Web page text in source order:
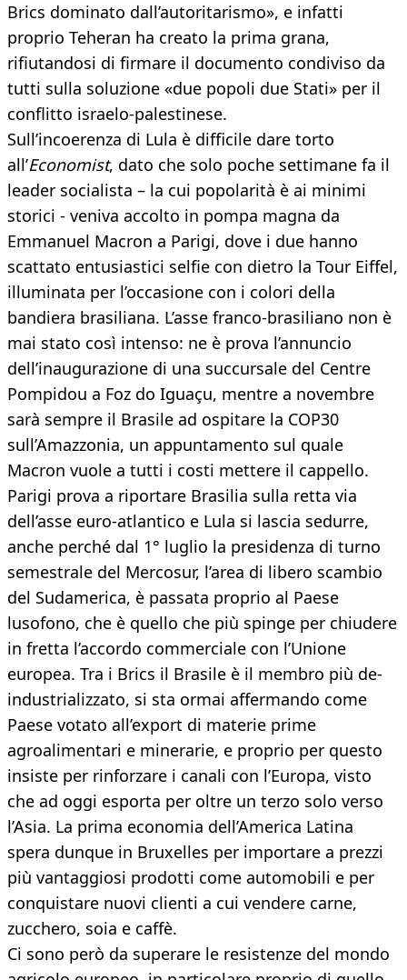
Brics dominato dall’autoritarismo», e infatti
proprio Teheran ha creato la prima grana,
rifiutandosi di firmare il documento condiviso da
tutti sulla soluzione «due popoli due Stati» per il
conflitto israelo-palestinese.
Sull’incoerenza di Lula è difficile dare torto
all’Economist, dato che solo poche settimane fa il
leader socialista – la cui popolarità è ai minimi
storici - veniva accolto in pompa magna da
Emmanuel Macron a Parigi, dove i due hanno
scattato entusiastici selfie con dietro la Tour Eiffel,
illuminata per l’occasione con i colori della
bandiera brasiliana. L’asse franco-brasiliano non è
mai stato così intenso: ne è prova l’annuncio
dell’inaugurazione di una succursale del Centre
Pompidou a Foz do Iguaçu, mentre a novembre
sarà sempre il Brasile ad ospitare la COP30
sull’Amazzonia, un appuntamento sul quale
Macron vuole a tutti i costi mettere il cappello.
Parigi prova a riportare Brasilia sulla retta via
dell’asse euro-atlantico e Lula si lascia sedurre,
anche perché dal 1° luglio la presidenza di turno
semestrale del Mercosur, l’area di libero scambio
del Sudamerica, è passata proprio al Paese
lusofono, che è quello che più spinge per chiudere
in fretta l’accordo commerciale con l’Unione
europea. Tra i Brics il Brasile è il membro più de-
industrializzato, si sta ormai affermando come
Paese votato all’export di materie prime
agroalimentari e minerarie, e proprio per questo
insiste per rinforzare i canali con l’Europa, visto
che ad oggi esporta per oltre un terzo solo verso
l’Asia. La prima economia dell’America Latina
spera dunque in Bruxelles per importare a prezzi
più vantaggiosi prodotti come automobili e per
conquistare nuovi clienti a cui vendere carne,
zucchero, soia e caffè.
Ci sono però da superare le resistenze del mondo